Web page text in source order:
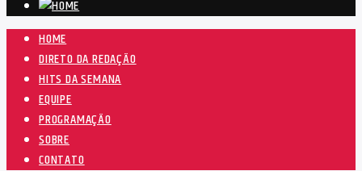
HOME
DIRETO DA REDAÇÃO
HITS DA SEMANA
EQUIPE
PROGRAMAÇÃO
SOBRE
CONTATO